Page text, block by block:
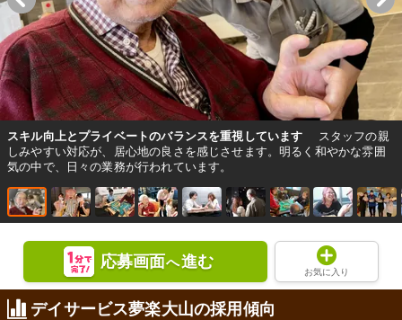
スキル向上とプライベートのバランスを重視しています
スタッフの親
しみやすい対応が、居心地の良さを感じさせます。明るく和やかな雰囲
気の中で、日々の業務が行われています。
応募画面へ進む
お気に入り
デイサービス夢楽大山の採用傾向